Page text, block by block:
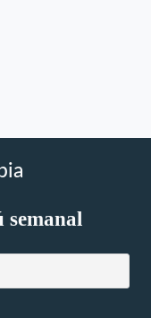
semanal